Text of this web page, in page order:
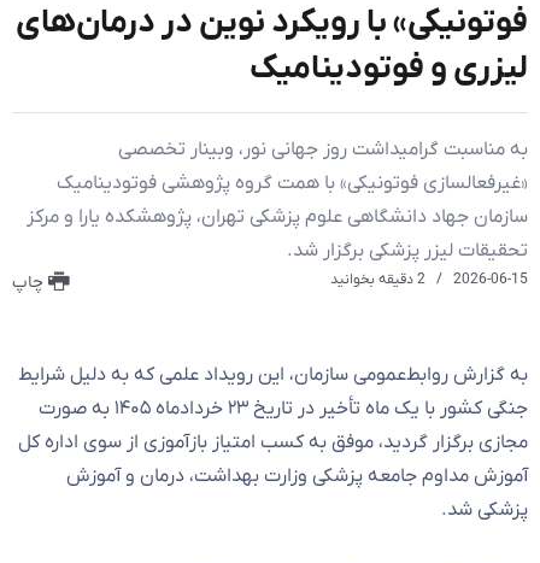
فوتونیکی» با رویکرد نوین در درمان‌های
لیزری و فوتودینامیک
به مناسبت گرامیداشت روز جهانی نور، وبینار تخصصی
«غیرفعالسازی فوتونیکی» با همت گروه پژوهشی فوتودینامیک
سازمان جهاد دانشگاهی علوم پزشکی تهران، پژوهشکده یارا و مرکز
تحقیقات لیزر پزشکی برگزار شد.
2026-06-15 چاپ
به گزارش روابط‌عمومی سازمان، این رویداد علمی که به دلیل شرایط
جنگی کشور با یک ماه تأخیر در تاریخ ۲۳ خردادماه ۱۴۰۵ به صورت
مجازی برگزار گردید، موفق به کسب امتیاز بازآموزی از سوی اداره کل
آموزش مداوم جامعه پزشکی وزارت بهداشت، درمان و آموزش
پزشکی شد.